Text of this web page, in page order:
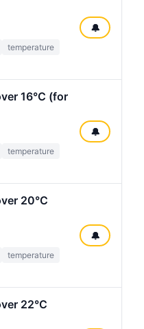
temperature
🔔
16°C (for
temperature
🔔
20°C
temperature
🔔
22°C